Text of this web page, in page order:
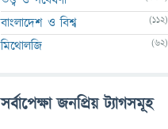
বাংলাদেশ ও বিশ্ব (112)
মিথোলজি (62)
সর্বাপেক্ষা জনপ্রিয় ট্যাগসমূহ